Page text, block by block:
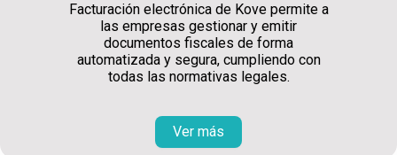
Facturación electrónica de Kove permite a
las empresas gestionar y emitir
documentos fiscales de forma
automatizada y segura, cumpliendo con
todas las normativas legales.
Ver más